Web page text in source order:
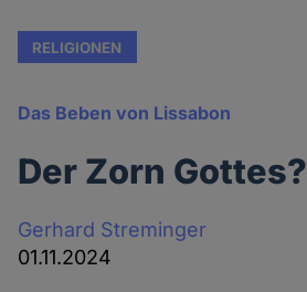
RELIGIONEN
Das Beben von Lissabon
Der Zorn Gottes?
Gerhard Streminger
01.11.2024